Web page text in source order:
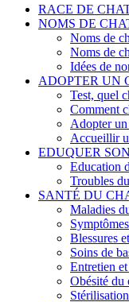
RACE DE
NOMS DE
Noms de
Noms de
Idées de
ADOPTER UN
Test, quel
Comment
Adopter
Accueillir
EDUQUER
Education
Troubles
SANTÉ DU
Maladies
Blessures
Soins de
Entretien
Obésité du